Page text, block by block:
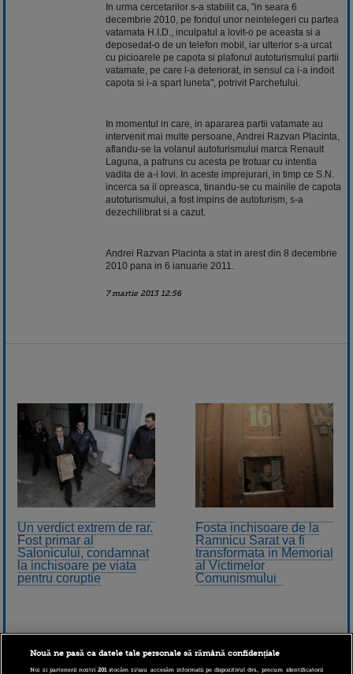
In urma cercetarilor s-a stabilit ca, "in seara 6
decembrie 2010, pe fondul unor neintelegeri cu partea
vatamata H.I.D., inculpatul a lovit-o pe aceasta si a
deposedat-o de un telefon mobil, iar ulterior s-a urcat
cu picioarele pe capota si plafonul autoturismului partii
vatamate, pe care l-a deteriorat, in sensul ca i-a indoit
capota si i-a spart luneta", potrivit Parchetului.
In momentul in care, in apararea partii vatamate au
intervenit mai multe persoane, Andrei Razvan Placinta,
aflandu-se la volanul autoturismului marca Renault
Laguna, a patruns cu acesta pe trotuar cu intentia
vadita de a-i lovi. In aceste imprejurari, in timp ce S.N.
incerca sa il opreasca, tinandu-se cu mainile de capota
autoturismului, a fost impins de autoturism, s-a
dezechilibrat si a cazut.
Andrei Razvan Placinta a stat in arest din 8 decembrie
2010 pana in 6 ianuarie 2011.
7 martie 2013 12:56
Un verdict extrem de rar.
Fost primar al
Salonicului, condamnat
la inchisoare pe viata
pentru coruptie
Fosta inchisoare de la
Ramnicu Sarat va fi
transformata in Memorial
al Victimelor
Comunismului
Nouă ne pasă ca datele tale personale să rămână confidențiale
Noi și partenerii noștri201stocăm și/sau accesăm informații pe dispozitivul dvs., precum identificatorii